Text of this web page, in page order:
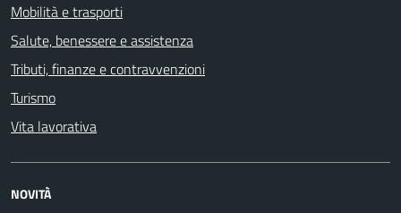
Mobilità e trasporti
Salute, benessere e assistenza
Tributi, finanze e contravvenzioni
Turismo
Vita lavorativa
NOVITÀ